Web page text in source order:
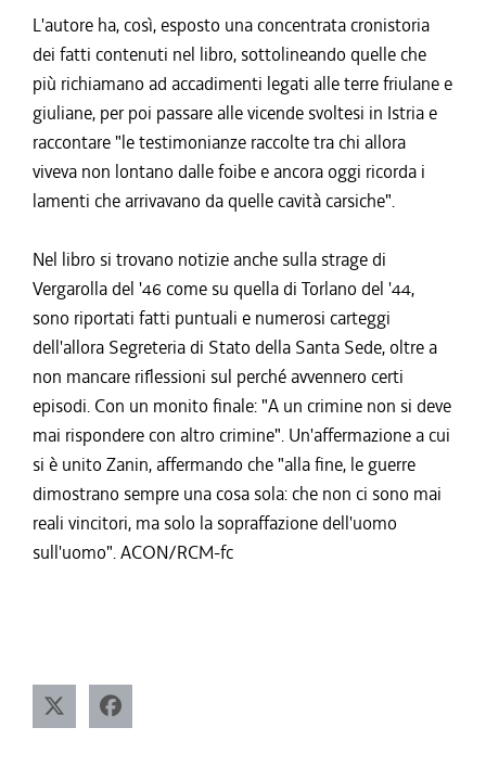
L'autore ha, così, esposto una concentrata cronistoria
dei fatti contenuti nel libro, sottolineando quelle che
più richiamano ad accadimenti legati alle terre friulane e
giuliane, per poi passare alle vicende svoltesi in Istria e
raccontare "le testimonianze raccolte tra chi allora
viveva non lontano dalle foibe e ancora oggi ricorda i
lamenti che arrivavano da quelle cavità carsiche".
Nel libro si trovano notizie anche sulla strage di
Vergarolla del '46 come su quella di Torlano del '44,
sono riportati fatti puntuali e numerosi carteggi
dell'allora Segreteria di Stato della Santa Sede, oltre a
non mancare riflessioni sul perché avvennero certi
episodi. Con un monito finale: "A un crimine non si deve
mai rispondere con altro crimine". Un'affermazione a cui
si è unito Zanin, affermando che "alla fine, le guerre
dimostrano sempre una cosa sola: che non ci sono mai
reali vincitori, ma solo la sopraffazione dell'uomo
sull'uomo". ACON/RCM-fc